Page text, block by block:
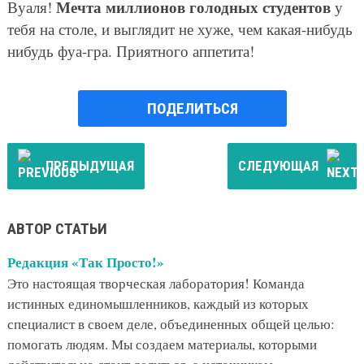
Вуаля! Мечта миллионов голодных студентову
тебя на столе, и выглядит не хуже, чем какая-нибудь
нибудь фуа-гра. Приятного аппетита!
ПОДЕЛИТЬСЯ
ПРЕДЫДУЩАЯ СЛЕДУЮЩАЯ
АВТОР СТАТЬИ
Редакция «Так Просто!»
Это настоящая творческая лаборатория! Команда
истинных единомышленников, каждый из которых
специалист в своем деле, объединенных общей целью:
помогать людям. Мы создаем материалы, которыми